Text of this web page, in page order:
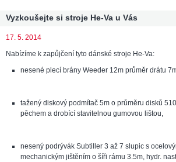
Vyzkoušejte si stroje He-Va u Vás
17. 5. 2014
Nabízíme k zapůjčení tyto dánské stroje He-Va:
nesené plecí brány Weeder 12m průměr drátu
tažený diskový podmítač 5m o průměru disků
pěchem a drobící stavitelnou gumovou lištou,
nesený podrývák Subtiller 3 až 7 slupic s
mechanickým jištěním o šíři rámu 3.5m, hydr.